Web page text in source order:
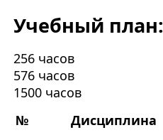
Учебный план:
256 часов
576 часов
1500 часов
№
Дисциплина